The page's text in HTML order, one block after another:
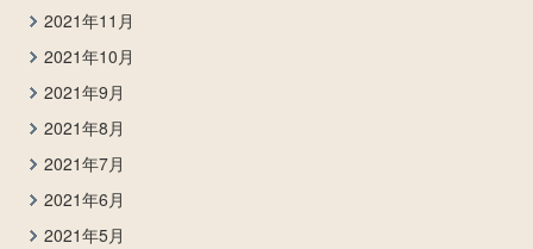
2021年11月
2021年10月
2021年9月
2021年8月
2021年7月
2021年6月
2021年5月